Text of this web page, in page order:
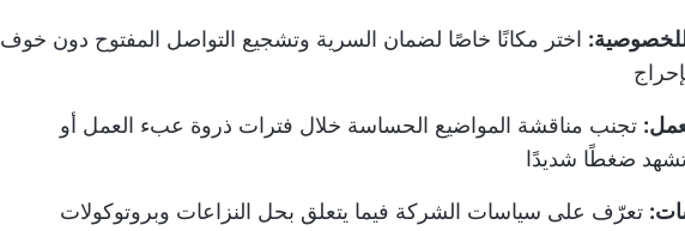
للخصوصية: اختر مكانًا خاصًا لضمان السرية وتشجيع التواصل المفتوح دون خوف
تجنب مناقشة المواضيع الحساسة خلال فترات ذروة عبء العمل أو
ضغطًا شديدًا
تعرّف على سياسات الشركة فيما يتعلق بحل النزاعات وبروتوكولات